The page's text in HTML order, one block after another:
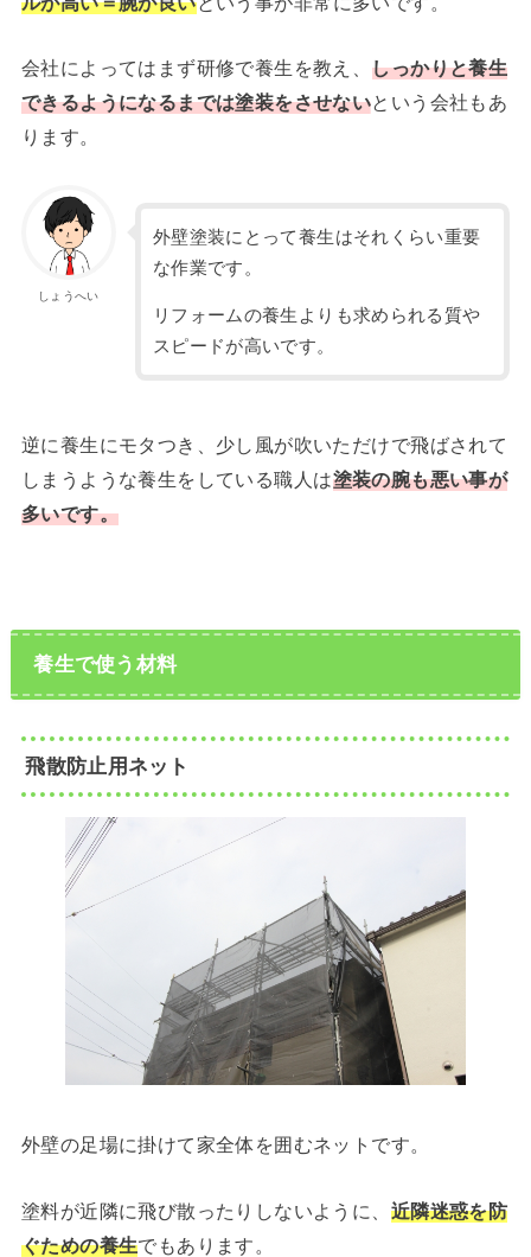
会社によってはまず研修で養生を教え、 しっかりと養生
できるようになるまでは塗装をさせないという会社もあ
ります。
しょうへい
外壁塗装にとって養生はそれくらい重要
な作業です。
リフォームの養生よりも求められる質や
スピードが高いです。
逆に養生にモタつき、少し風が吹いただけで飛ばされて
しまうような養生をしている職人は塗装の腕も悪い事が
多いです。
養生で使う材料
飛散防止用ネット
外壁の足場に掛けて家全体を囲むネットです。
塗料が近隣に飛び散ったりしないように、 近隣迷惑を防
ぐための養生でもあります。